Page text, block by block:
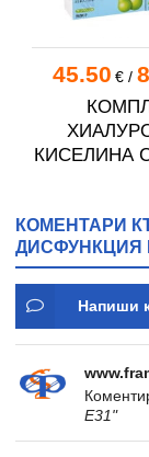
45.50 €/
КИСЕЛИНА
КОМЕНТАРИ
ДИСФУНКЦИЯ
Напиши
E31"